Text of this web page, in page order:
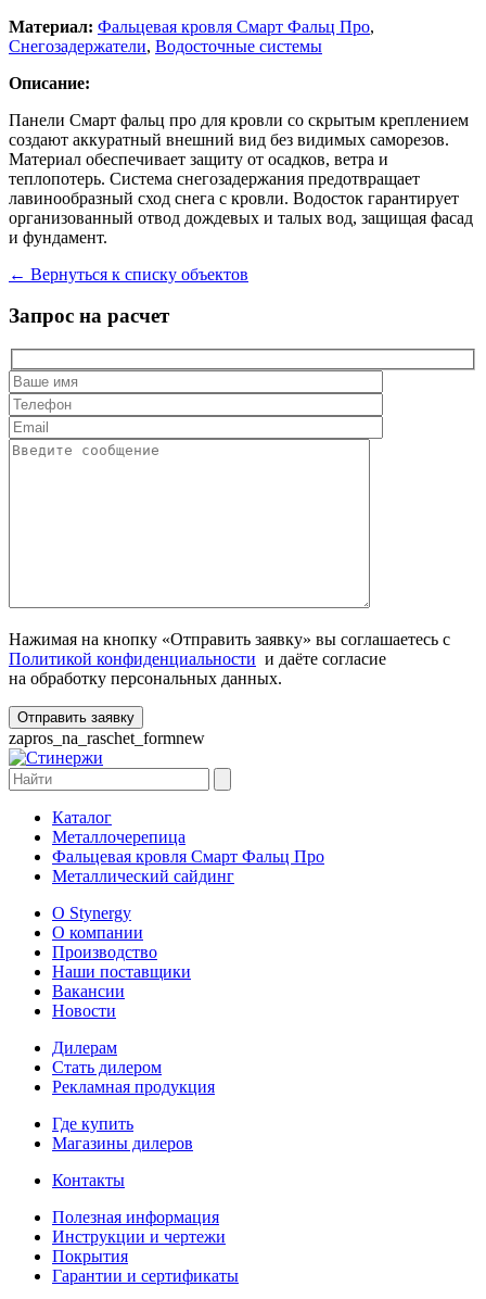
Материал: Фальцевая кровля Смарт Фальц Про,
Снегозадержатели, Водосточные системы
Описание:
Панели Смарт фальц про для кровли со скрытым креплением
создают аккуратный внешний вид без видимых саморезов.
Материал обеспечивает защиту от осадков, ветра и
теплопотерь. Система снегозадержания предотвращает
лавинообразный сход снега с кровли. Водосток гарантирует
организованный отвод дождевых и талых вод, защищая фасад
и фундамент.
← Вернуться к списку объектов
Запрос на расчет
Нажимая на кнопку «Отправить заявку» вы соглашаетесь с
Политикой конфиденциальности и даёте согласие
на обработку персональных данных.
zapros_na_raschet_formnew
Каталог
Металлочерепица
Фальцевая кровля Смарт Фальц Про
Металлический сайдинг
О Stynergy
О компании
Производство
Наши поставщики
Вакансии
Новости
Дилерам
Стать дилером
Рекламная продукция
Где купить
Магазины дилеров
Контакты
Полезная информация
Инструкции и чертежи
Покрытия
Гарантии и сертификаты